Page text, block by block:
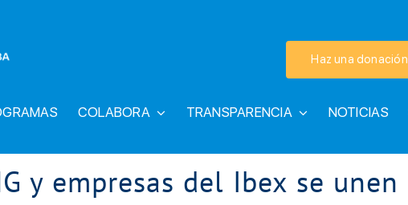
Haz una donación
COLABORA TRANSPARENCIA NOTICIAS
y empresas del Ibex se unen